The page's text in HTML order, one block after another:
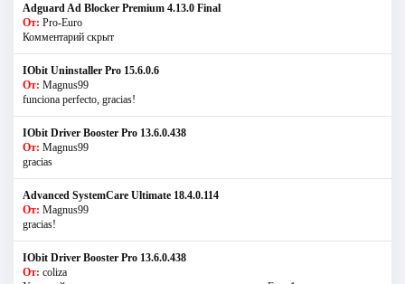
Adguard Ad Blocker Premium 4.13.0 Final
От: Pro-Euro
Комментарий скрыт
IObit Uninstaller Pro 15.6.0.6
От: Magnus99
funciona perfecto, gracias!
IObit Driver Booster Pro 13.6.0.438
От: Magnus99
gracias
Advanced SystemCare Ultimate 18.4.0.114
От: Magnus99
gracias!
IObit Driver Booster Pro 13.6.0.438
От: coliza